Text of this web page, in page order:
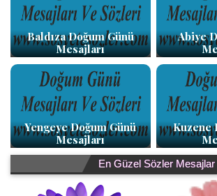
Baldıza Doğum Günü
Mesajları
Abiye
Yengeye Doğum Günü
Mesajları
Kuzene
En Güzel Sözler Mesajlar